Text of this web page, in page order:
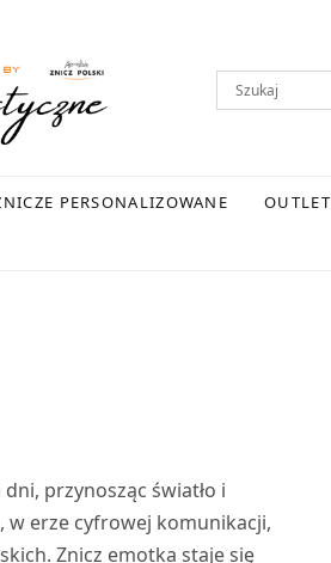
PERSONALIZOWANE OUTLET
przynosząc światło i
w erze cyfrowej komunikacji,
Znicz emotka staje się